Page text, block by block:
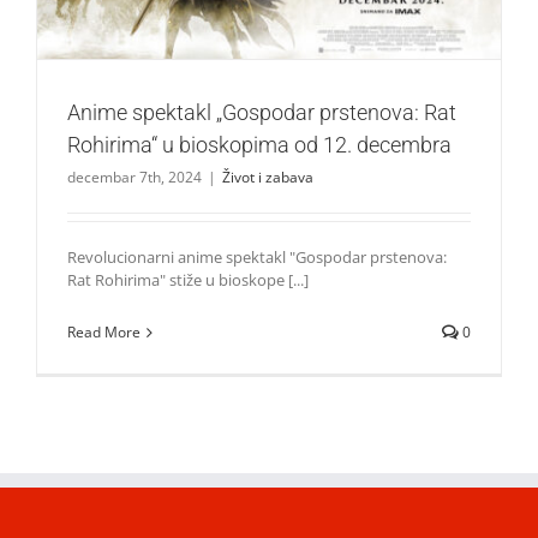
Anime spektakl „Gospodar prstenova: Rat
Rohirima“ u bioskopima od 12. decembra
decembar 7th, 2024 | Život i zabava
Revolucionarni anime spektakl "Gospodar prstenova:
Rat Rohirima" stiže u bioskope [...]
Read More 0